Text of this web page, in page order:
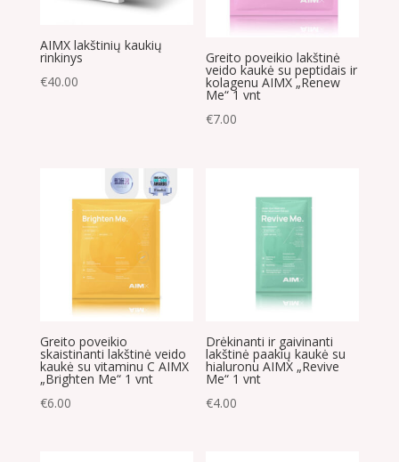
AIMX lakštinių kaukių
rinkinys
€40.00
Greito poveikio lakštinė
veido kaukė su peptidais ir
kolagenu AIMX „Renew
Me“ 1 vnt
€7.00
Greito poveikio
skaistinanti lakštinė veido
kaukė su vitaminu C AIMX
„Brighten Me“ 1 vnt
€6.00
Drėkinanti ir gaivinanti
lakštinė paakių kaukė su
hialuronu AIMX „Revive
Me“ 1 vnt
€4.00